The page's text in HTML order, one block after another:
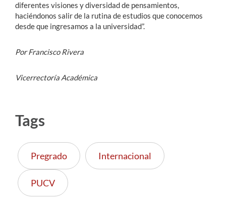
diferentes visiones y diversidad de pensamientos,
haciéndonos salir de la rutina de estudios que conocemos
desde que ingresamos a la universidad”.
Por Francisco Rivera
Vicerrectoría Académica
Tags
Pregrado Internacional
PUCV